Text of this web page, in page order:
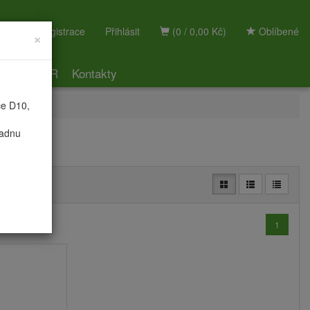
(0 / 0,00 Kč) Oblíbené
Registrace Přihlásit
GDPR Kontakty
1
×
D10,